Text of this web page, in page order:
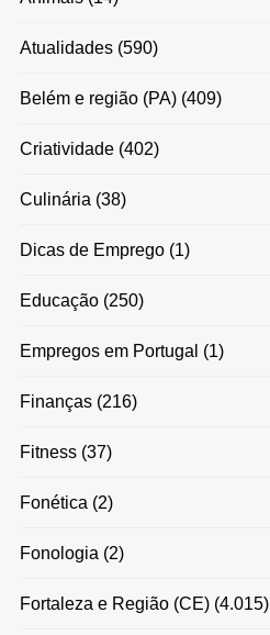
Atualidades(590)
Belém e região (PA)(409)
Criatividade(402)
Culinária (38)
Dicas de Emprego(1)
Educação(250)
Empregos em Portugal (1)
Finanças(216)
Fitness(37)
Fonética (2)
Fonologia (2)
Fortaleza e Região (CE)(4.015)